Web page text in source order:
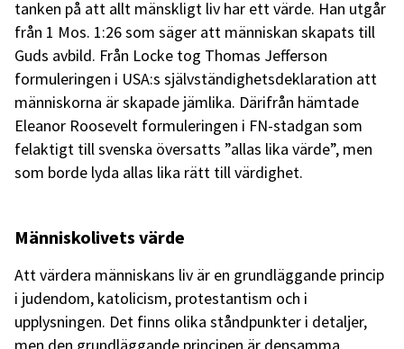
tanken på att allt mänskligt liv har ett värde. Han utgår
från 1 Mos. 1:26 som säger att människan skapats till
Guds avbild. Från Locke tog Thomas Jefferson
formuleringen i USA:s självständighetsdeklaration att
människorna är skapade jämlika. Därifrån hämtade
Eleanor Roosevelt formuleringen i FN-stadgan som
felaktigt till svenska översatts ”allas lika värde”, men
som borde lyda allas lika rätt till värdighet.
Människolivets värde
Att värdera människans liv är en grundläggande princip
i judendom, katolicism, protestantism och i
upplysningen. Det finns olika ståndpunkter i detaljer,